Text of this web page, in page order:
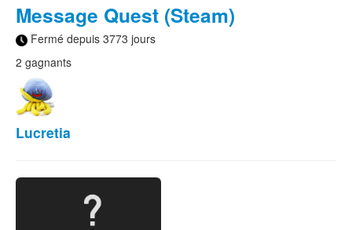
Message Quest (Steam)
Fermé depuis 3773 jours
2 gagnants
Lucretia